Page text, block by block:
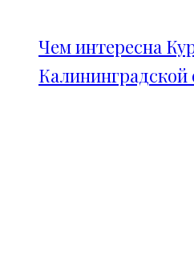
Чем интересна
Калининградской